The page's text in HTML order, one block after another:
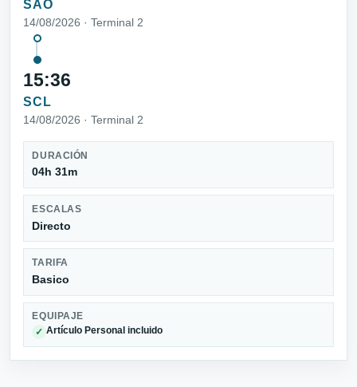
SAO
14/08/2026 · Terminal 2
15:36
SCL
14/08/2026 · Terminal 2
DURACIÓN
04h 31m
ESCALAS
Directo
TARIFA
Basico
EQUIPAJE
✓ Artículo Personal incluido